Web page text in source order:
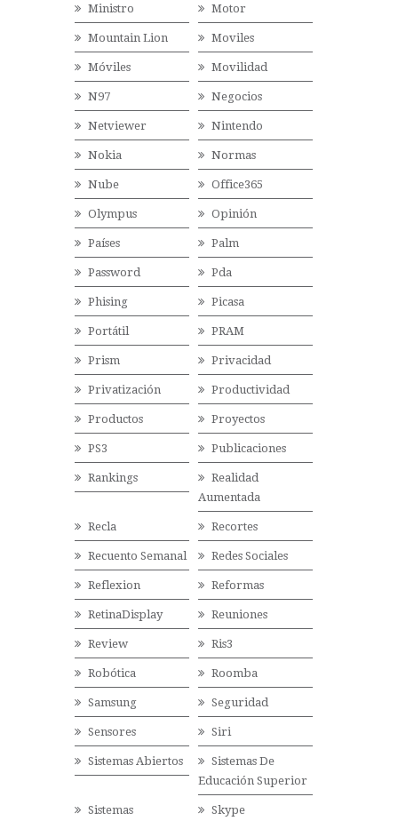
Ministro Motor
Mountain Lion Moviles
Móviles Movilidad
N97 Negocios
Netviewer Nintendo
Nokia Normas
Nube Office365
Olympus Opinión
Países Palm
Password Pda
Phising Picasa
Portátil PRAM
Prism Privacidad
Privatización Productividad
Productos Proyectos
PS3 Publicaciones
Rankings
Realidad
Aumentada
Recla Recortes
Recuento Semanal Redes Sociales
Reflexion Reformas
RetinaDisplay Reuniones
Review Ris3
Robótica Roomba
Samsung Seguridad
Sensores Siri
Sistemas Abiertos
Sistemas De
Educación Superior
Sistemas Skype